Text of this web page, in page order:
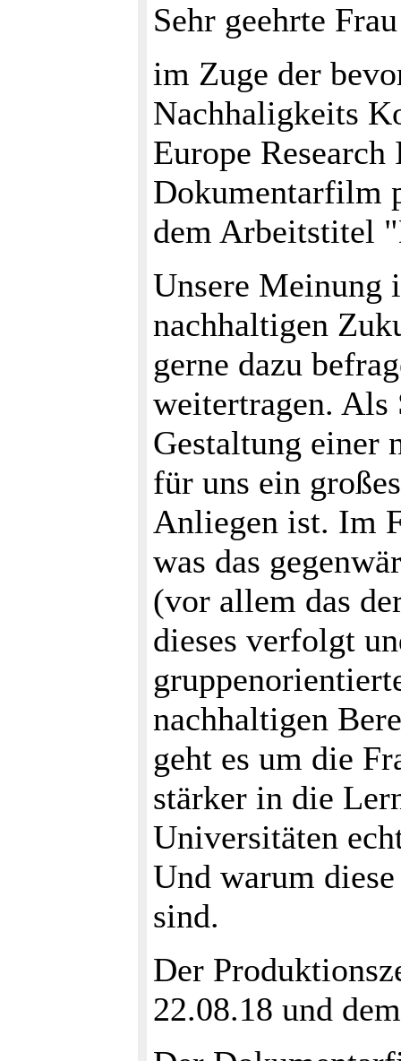
Sehr geehrte
im Zuge der
Nachhaligkeits
Europe
Dokumentarfilm
dem Arbeitstitel
Unsere Meinung
nachhaltigen
gerne dazu
weitertragen.
Gestaltung einer
für uns ein
Anliegen ist. Im
was das
(vor allem das
dieses verfolgt
nachhaltigen
geht es um die
stärker in die
Universitäten
Und warum
sind.
Der
22.08.18 und